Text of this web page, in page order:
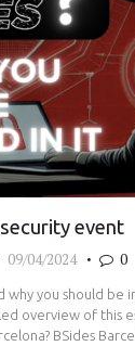
event
09/04/2024 0
why you should be
overview of this
BSides